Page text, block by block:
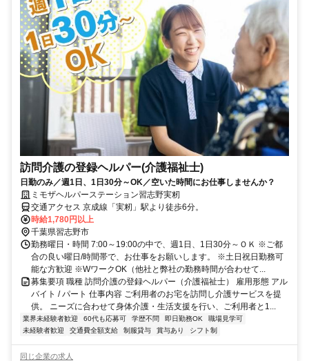
訪問介護の登録ヘルパー(介護福祉士)
日勤のみ／週1日、1日30分～OK／空いた時間にお仕事しませんか？
ミモザヘルパーステーション習志野実籾
交通アクセス 京成線「実籾」駅より徒歩6分。
時給1,780円以上
千葉県習志野市
勤務曜日・時間 7:00～19:00の中で、週1日、1日30分～ＯＫ ※ご都
合の良い曜日/時間帯で、お仕事をお願いします。 ※土日祝日勤務可
能な方歓迎 ※WワークOK（他社と弊社の勤務時間が合わせて...
募集要項 職種 訪問介護の登録ヘルパー（介護福祉士） 雇用形態 アル
バイト / パート 仕事内容 ご利用者のお宅を訪問し介護サービスを提
供。 ニーズに合わせて身体介護・生活支援を行い、ご利用者と1...
業界未経験者歓迎 60代も応募可 学歴不問 即日勤務OK
職場見学可
未経験者歓迎
交通費全額支給 制服貸与 賞与あり シフト制
同じ企業の求人